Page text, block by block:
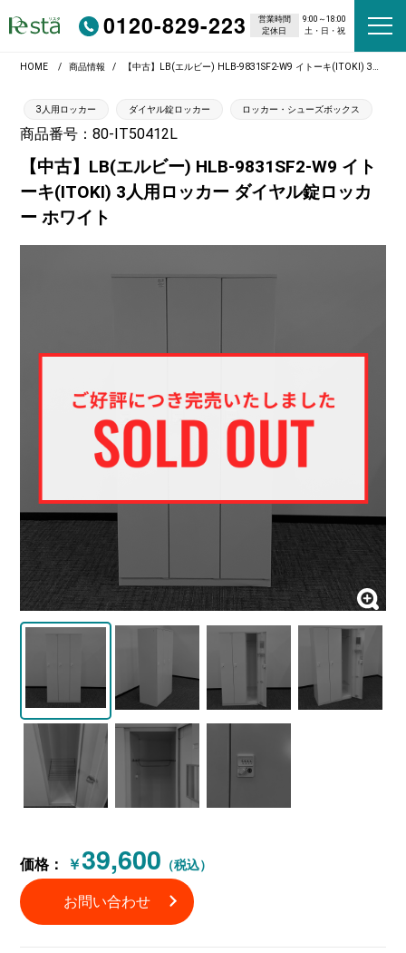
0120-829-223 営業時間
9:00～18:00
定休日
土・日・祝
HOME 商品情報 【中古】LB(エルビー) HLB-9831SF2-W9 イトーキ(ITOKI) 3人用ロッカー ダイヤル錠ロッカー ホワイト
3人用ロッカー ダイヤル錠ロッカー ロッカー・シューズボックス
商品番号：80-IT50412L
【中古】LB(エルビー) HLB-9831SF2-W9 イト
ーキ(ITOKI) 3人用ロッカー ダイヤル錠ロッカ
ー ホワイト
価格： ￥39,600 （税込）
お問い合わせ